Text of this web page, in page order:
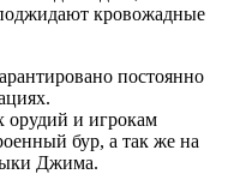
кровожадные
постоянно
орудий и игрокам
бур, а так же на
Джима.